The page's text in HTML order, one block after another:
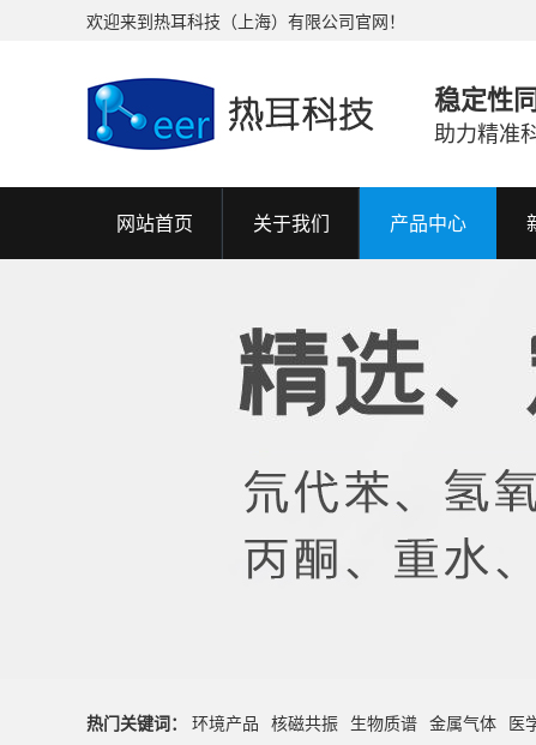
欢迎来到热耳科技（上海）有限公司官网！
稳定性
助力精准
网站首页 关于我们 产品中心
热门关键词： 环境产品 核磁共振 生物质谱 金属气体 医